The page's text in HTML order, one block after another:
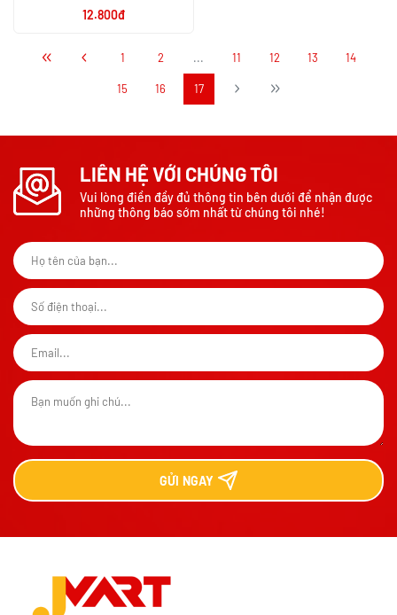
12.800đ
1 2 ... 11 12 13 14
15 16 17
LIÊN HỆ VỚI CHÚNG TÔI
Vui lòng điền đầy đủ thông tin bên dưới để nhận được
những thông báo sớm nhất từ chúng tôi nhé!
GỬI NGAY